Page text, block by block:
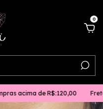
0
de R$:120,00 Frete grátis